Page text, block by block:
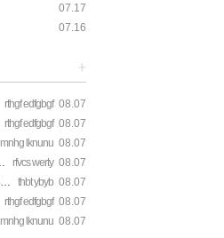
07.17
07.16
+
rthgf edfgbgf 08.07
rthgf edfgbgf 08.07
mnhg lknunu 08.07
rfvcs werty 08.07
thbt ybyb 08.07
rthgf edfgbgf 08.07
mnhg lknunu 08.07